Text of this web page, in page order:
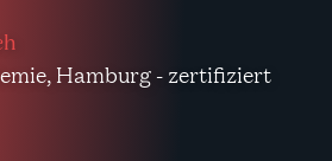
Hamburg - zertifiziert